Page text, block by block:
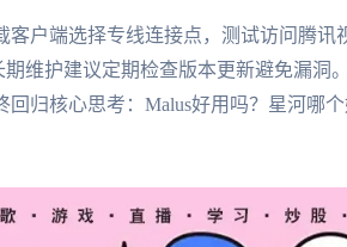
户端选择专线连接点，测试访问腾讯
维护建议定期检查版本更新避免漏洞
归核心思考：Malus好用吗？星河哪